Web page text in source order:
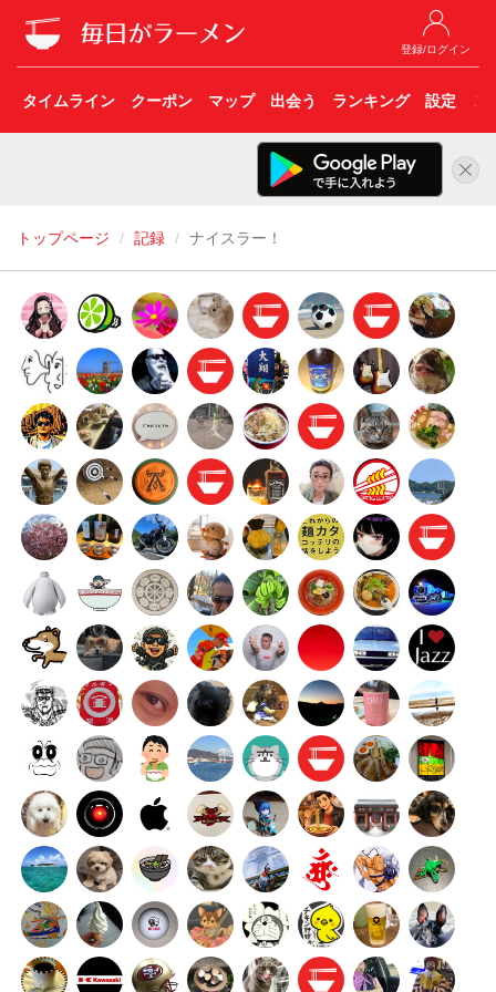
登録/ログイン
タイムライン クーポン マップ 出会う ランキング 設定 こ
トップページ 記録 ナイスラー！